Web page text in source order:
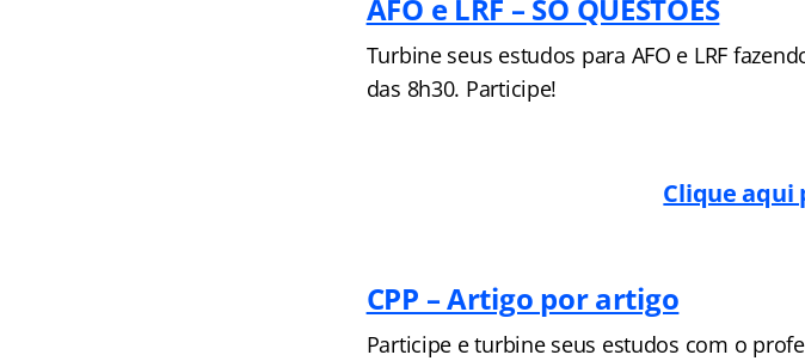
AFO e LRF – SÓ QUESTÕES
Turbine seus estudos para AFO e LRF
das 8h30. Participe!
Clique aqui
CPP – Artigo por artigo
Participe e turbine seus estudos com o